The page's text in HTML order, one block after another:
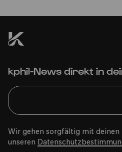
kphil-News direkt in
Wir gehen sorgfältig mit deinen
unseren